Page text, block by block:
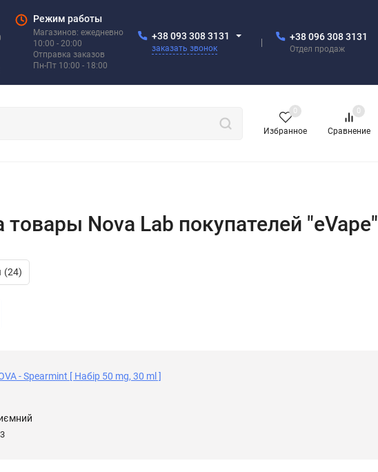
Режим работы
Магазинов: ежедневно
10:00 - 20:00
Отправка заказов
Пн-Пт 10:00 - 18:00
+38 093 308 3131
заказать звонок
+38 096 308 3131
Отдел продаж
Избранное
0
Сравнение
0
Nova Lab покупателей "eVape"
(24)
- Spearmint [ Набір 50 mg, 30 ml ]